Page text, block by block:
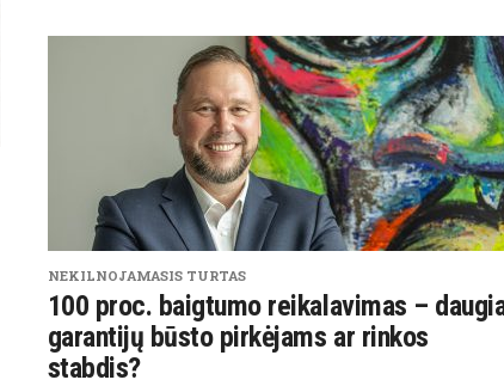
NEKILNOJAMASIS TURTAS
100 proc. baigtumo reikalavimas –
garantijų būsto pirkėjams ar rinkos
stabdis?